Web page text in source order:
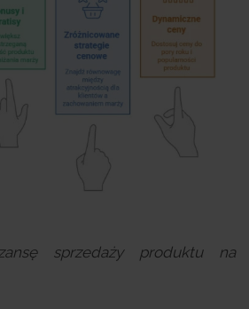
sprzedaży produktu na